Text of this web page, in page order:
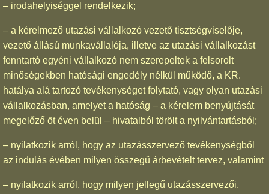
– irodahelyiséggel rendelkezik;
– a kérelmező utazási vállalkozó vezető tisztségviselője,
vezető állású munkavállalója, illetve az utazási vállalkozást
fenntartó egyéni vállalkozó nem szerepeltek a felsorolt
minőségekben hatósági engedély nélkül működő, a KR.
hatálya alá tartozó tevékenységet folytató, vagy olyan utazási
vállalkozásban, amelyet a hatóság – a kérelem benyújtását
megelőző öt éven belül – hivatalból törölt a nyilvántartásból;
– nyilatkozik arról, hogy az utazásszervező tevékenységből
az indulás évében milyen összegű árbevételt tervez, valamint
– nyilatkozik arról, hogy milyen jellegű utazásszervezői,